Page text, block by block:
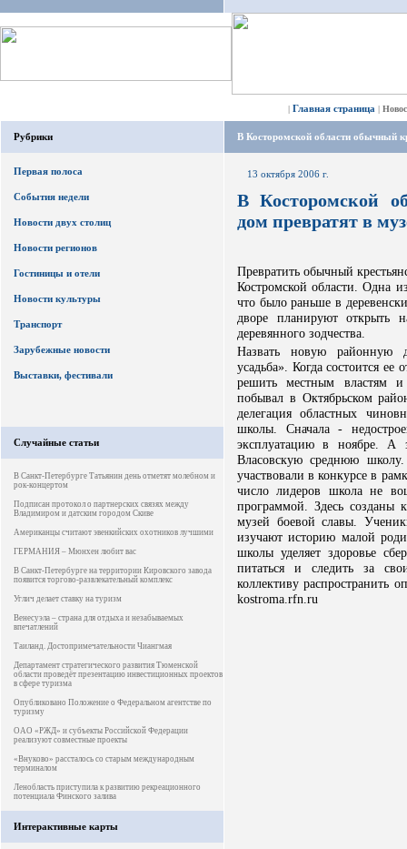
| Главная страница |
Рубрики
Первая полоса
События недели
Новости двух столиц
Новости регионов
Гостиницы и отели
Новости культуры
Транспорт
Зарубежные новости
Выставки, фестивали
Случайные статьи
В Санкт-Петербурге Татьянин день отметят молебном и
рок-концертом
Подписан протокол о партнерских связях между
Владимиром и датским городом Скиве
Американцы считают эвенкийских охотников лучшими
ГЕРМАНИЯ – Мюнхен любит вас
В Санкт-Петербурге на территории Кировского завода
появится торгово-развлекательный комплекс
Углич делает ставку на туризм
Венесуэла – страна для отдыха и незабываемых
впечатлений
Таиланд. Достопримечательности Чиангмая
Департамент стратегического развития Тюменской
области проведёт презентацию инвестиционных проектов
в сфере туризма
Опубликовано Положение о Федеральном агентстве по
туризму
ОАО «РЖД» и субъекты Российской Федерации
реализуют совместные проекты
«Внуково» рассталось со старым международным
терминалом
Ленобласть приступила к развитию рекреационного
потенциала Финского залива
Интерактивные карты
В Косторомской области обычный
13 октября 2006 г.
В Косторомской
дом превратят в
Превратить обычный
Костромской области. Одна
что было раньше в
дворе планируют открыть
деревянного зодчества.
Назвать новую районную
усадьба». Когда состоится
решить местным властям
побывал в Октябрьском
делегация областных
школы. Сначала -
эксплуатацию в ноябре. А
Власовскую среднюю
участвовали в конкурсе в
число лидеров школа не
программой. Здесь созданы
музей боевой славы.
изучают историю малой
школы уделяет здоровье
питаться и следить за
коллективу распространить
kostroma.rfn.ru